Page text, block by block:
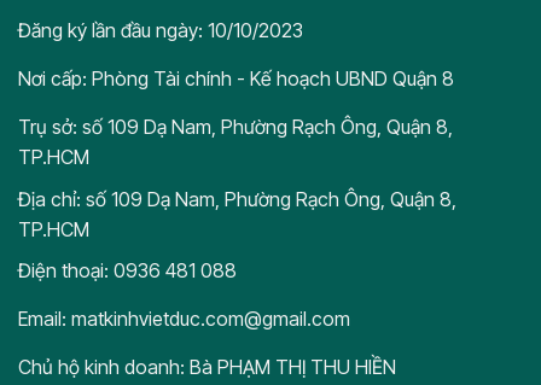
Đăng ký lần đầu ngày: 10/10/2023
Nơi cấp: Phòng Tài chính - Kế hoạch UBND Quận 8
Trụ sở: số 109 Dạ Nam, Phường Rạch Ông, Quận 8,
TP.HCM
Địa chỉ: số 109 Dạ Nam, Phường Rạch Ông, Quận 8,
TP.HCM
Điện thoại: 0936 481 088
Email: matkinhvietduc.com@gmail.com
Chủ hộ kinh doanh: Bà PHẠM THỊ THU HIỀN